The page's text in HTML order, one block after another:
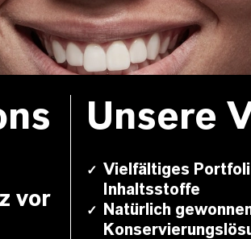
vor
Unsere
✓
Vielfältiges
Inhaltsstoffe
✓
Natürlich